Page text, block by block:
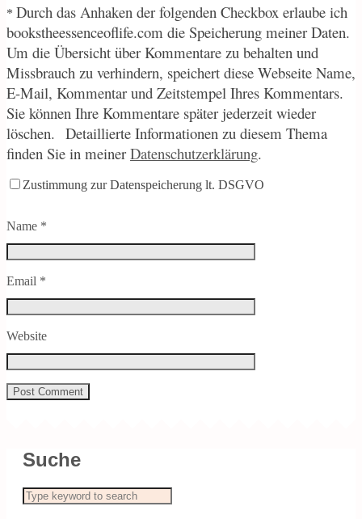
* Durch das Anhaken der folgenden Checkbox erlaube ich
bookstheessenceoflife.com die Speicherung meiner Daten.
Um die Übersicht über Kommentare zu behalten und
Missbrauch zu verhindern, speichert diese Webseite Name,
E-Mail, Kommentar und Zeitstempel Ihres Kommentars.
Sie können Ihre Kommentare später jederzeit wieder
löschen. Detaillierte Informationen zu diesem Thema
finden Sie in meiner Datenschutzerklärung.
Zustimmung zur Datenspeicherung lt. DSGVO
Name *
Email *
Website
Suche